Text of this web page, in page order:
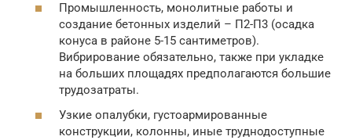
Промышленность, монолитные работы и
создание бетонных изделий – П2-П3 (осадка
конуса в районе 5-15 сантиметров).
Вибрирование обязательно, также при укладке
на больших площадях предполагаются большие
трудозатраты.
Узкие опалубки, густоармированные
конструкции, колонны, иные труднодоступные